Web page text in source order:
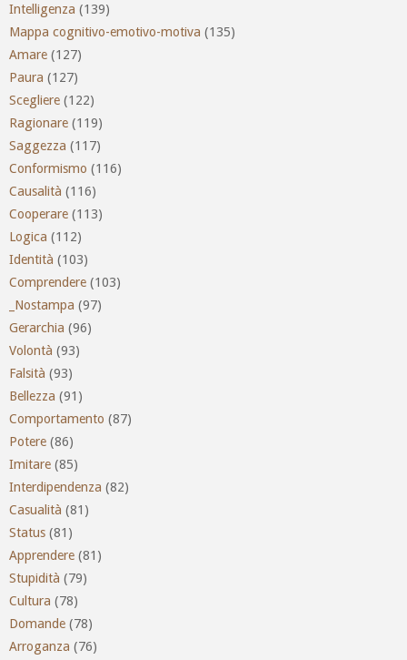
Intelligenza (139)
Mappa cognitivo-emotivo-motiva (135)
Amare (127)
Paura (127)
Scegliere (122)
Ragionare (119)
Saggezza (117)
Conformismo (116)
Causalità (116)
Cooperare (113)
Logica (112)
Identità (103)
Comprendere (103)
_Nostampa (97)
Gerarchia (96)
Volontà (93)
Falsità (93)
Bellezza (91)
Comportamento (87)
Potere (86)
Imitare (85)
Interdipendenza (82)
Casualità (81)
Status (81)
Apprendere (81)
Stupidità (79)
Cultura (78)
Domande (78)
Arroganza (76)